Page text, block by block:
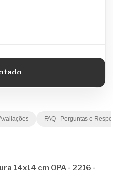
FAQ - Perguntas e
14x14 cm OPA - 2216 -